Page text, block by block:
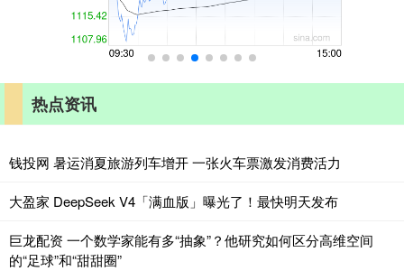
热点资讯
钱投网 暑运消夏旅游列车增开 一张火车票激发消费活力
大盈家 DeepSeek V4「满血版」曝光了！最快明天发布
巨龙配资 一个数学家能有多“抽象”？他研究如何区分高维空间
的“足球”和“甜甜圈”